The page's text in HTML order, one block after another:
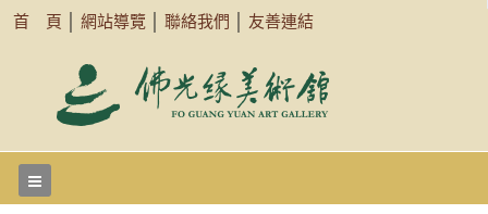
首 頁 網站導覽 聯絡我們 友善連結